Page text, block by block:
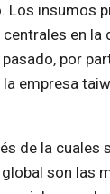
Los insumos
en la
por
empresa
de la cuales
son las